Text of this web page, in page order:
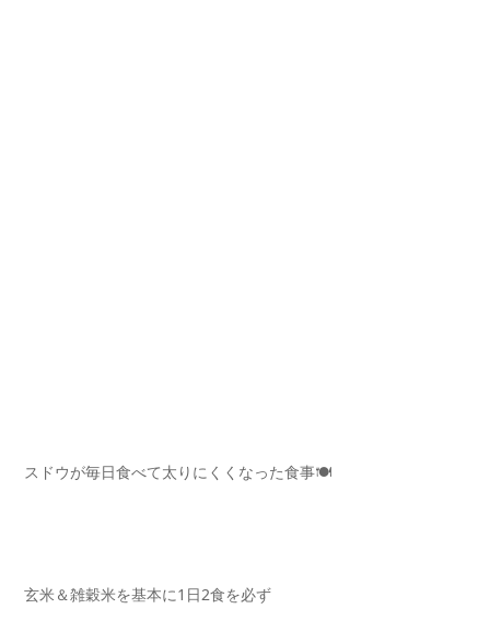
スドウが毎日食べて太りにくくなった食事🍽
玄米＆雑穀米を基本に1日2食を必ず